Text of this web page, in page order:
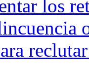
los